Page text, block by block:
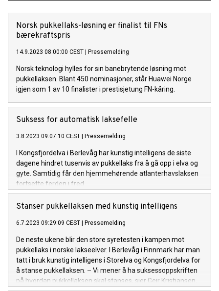
Norsk pukkellaks-løsning er finalist til FNs
bærekraftspris
14.9.2023 08:00:00 CEST | Pressemelding
Norsk teknologi hylles for sin banebrytende løsning mot
pukkellaksen. Blant 450 nominasjoner, står Huawei Norge
igjen som 1 av 10 finalister i prestisjetung FN-kåring.
Suksess for automatisk laksefelle
3.8.2023 09:07:10 CEST | Pressemelding
I Kongsfjordelva i Berlevåg har kunstig intelligens de siste
dagene hindret tusenvis av pukkellaks fra å gå opp i elva og
gyte. Samtidig får den hjemmehørende atlanterhavslaksen
fortsette ferden i fred.
Stanser pukkellaksen med kunstig intelligens
6.7.2023 09:29:09 CEST | Pressemelding
De neste ukene blir den store syretesten i kampen mot
pukkellaks i norske lakseelver. I Berlevåg i Finnmark har man
tatt i bruk kunstig intelligens i Storelva og Kongsfjordelva for
å stanse pukkellaksen. – Vi mener å ha suksessoppskriften
på hvordan pukkellaksen skal stanses, sier Geir Kristiansen,